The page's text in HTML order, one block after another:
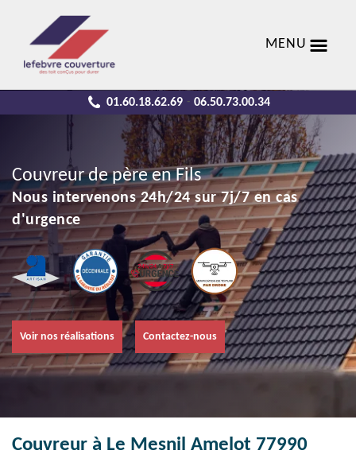
MENU
01.60.18.62.69 - 06.50.73.00.34
Couvreur de père en Fils
Nous intervenons 24h/24 sur 7j/7 en cas
d'urgence
Voir nos réalisations Contactez-nous
Couvreur à Le Mesnil Amelot 77990